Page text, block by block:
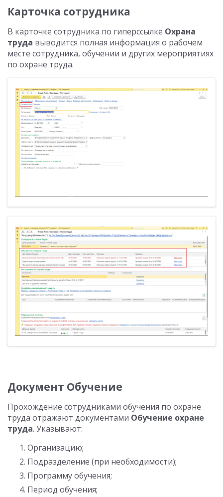
Карточка сотрудника
В карточке сотрудника по гиперссылке Охрана
труда выводится полная информация о рабочем
месте сотрудника, обучении и других мероприятиях
по охране труда.
Документ Обучение
Прохождение сотрудниками обучения по охране
труда отражают документами Обучение охране
труда. Указывают:
Организацию;
Подразделение (при необходимости);
Программу обучения;
Период обучения;